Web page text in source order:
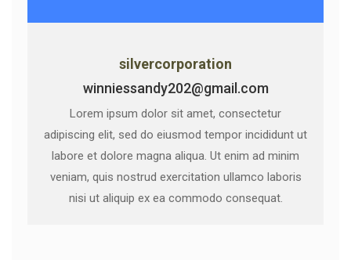
silvercorporation
winniessandy202@gmail.com
Lorem ipsum dolor sit amet, consectetur
adipiscing elit, sed do eiusmod tempor incididunt ut
labore et dolore magna aliqua. Ut enim ad minim
veniam, quis nostrud exercitation ullamco laboris
nisi ut aliquip ex ea commodo consequat.